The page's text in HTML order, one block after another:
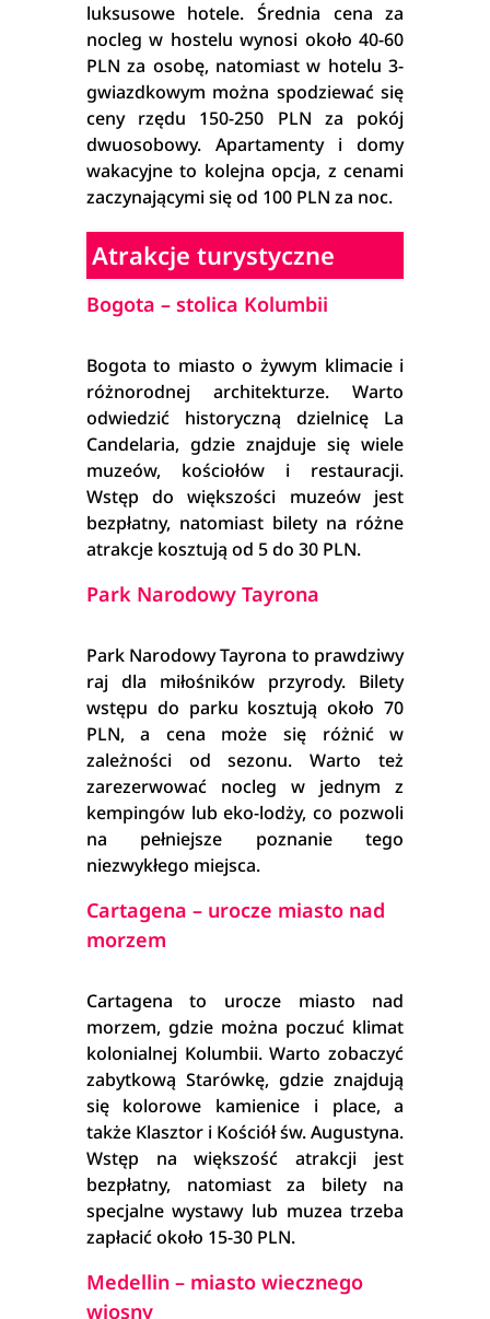
luksusowe hotele. Średnia cena za
nocleg w hostelu wynosi około 40-60
PLN za osobę, natomiast w hotelu 3-
gwiazdkowym można spodziewać się
ceny rzędu 150-250 PLN za pokój
dwuosobowy. Apartamenty i domy
wakacyjne to kolejna opcja, z cenami
zaczynającymi się od 100 PLN za noc.
Atrakcje turystyczne
Bogota – stolica Kolumbii
Bogota to miasto o żywym klimacie i
różnorodnej architekturze. Warto
odwiedzić historyczną dzielnicę La
Candelaria, gdzie znajduje się wiele
muzeów, kościołów i restauracji.
Wstęp do większości muzeów jest
bezpłatny, natomiast bilety na różne
atrakcje kosztują od 5 do 30 PLN.
Park Narodowy Tayrona
Park Narodowy Tayrona to prawdziwy
raj dla miłośników przyrody. Bilety
wstępu do parku kosztują około 70
PLN, a cena może się różnić w
zależności od sezonu. Warto też
zarezerwować nocleg w jednym z
kempingów lub eko-lodży, co pozwoli
na pełniejsze poznanie tego
niezwykłego miejsca.
Cartagena – urocze miasto nad
morzem
Cartagena to urocze miasto nad
morzem, gdzie można poczuć klimat
kolonialnej Kolumbii. Warto zobaczyć
zabytkową Starówkę, gdzie znajdują
się kolorowe kamienice i place, a
także Klasztor i Kościół św. Augustyna.
Wstęp na większość atrakcji jest
bezpłatny, natomiast za bilety na
specjalne wystawy lub muzea trzeba
zapłacić około 15-30 PLN.
Medellin – miasto wiecznego
wiosny